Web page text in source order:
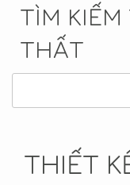
TÌM KIẾM
THẤT
THIẾT